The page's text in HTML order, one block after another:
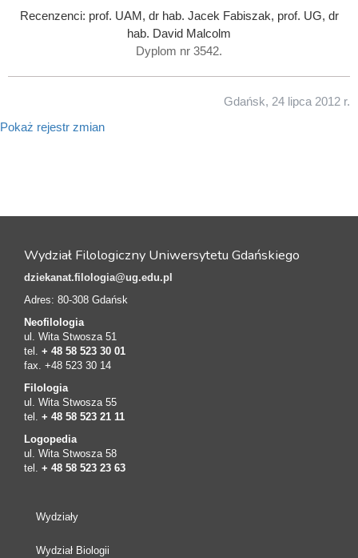
Recenzenci: prof. UAM, dr hab. Jacek Fabiszak, prof. UG, dr
hab. David Malcolm
Dyplom nr 3542.
Gdańsk, 24 lipca 2012 r.
Pokaż rejestr zmian
Wydział Filologiczny Uniwersytetu Gdańskiego
dziekanat.filologia@ug.edu.pl
Adres: 80-308 Gdańsk
Neofilologia
ul. Wita Stwosza 51
tel. + 48 58 523 30 01
fax. +48 523 30 14
Filologia
ul. Wita Stwosza 55
tel. + 48 58 523 21 11
Logopedia
ul. Wita Stwosza 58
tel. + 48 58 523 23 63
Wydziały
Wydział Biologii